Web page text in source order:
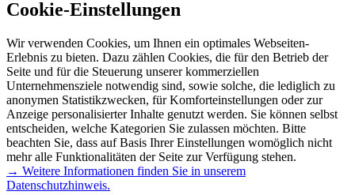
Cookie-Einstellungen
Wir verwenden Cookies, um Ihnen ein optimales Webseiten-
Erlebnis zu bieten. Dazu zählen Cookies, die für den Betrieb der
Seite und für die Steuerung unserer kommerziellen
Unternehmensziele notwendig sind, sowie solche, die lediglich zu
anonymen Statistikzwecken, für Komforteinstellungen oder zur
Anzeige personalisierter Inhalte genutzt werden. Sie können selbst
entscheiden, welche Kategorien Sie zulassen möchten. Bitte
beachten Sie, dass auf Basis Ihrer Einstellungen womöglich nicht
mehr alle Funktionalitäten der Seite zur Verfügung stehen.
→ Weitere Informationen finden Sie in unserem
Datenschutzhinweis.